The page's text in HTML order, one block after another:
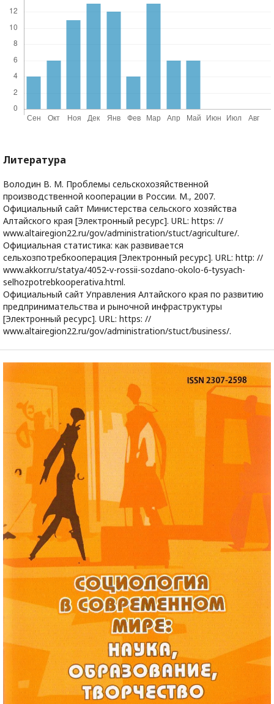
Литература
Володин В. М. Проблемы сельскохозяйственной
производственной кооперации в России. М., 2007.
Официальный сайт Министерства сельского хозяйства
Алтайского края [Электронный ресурс]. URL: https: //
www.altairegion22.ru/gov/administration/stuct/agriculture/.
Официальная статистика: как развивается
сельхозпотребкооперация [Электронный ресурс]. URL: http: //
www.akkor.ru/statya/4052‑v-rossii-sozdano-okolo-6‑tysyach-
selhozpotrebkooperativa.html.
Официальный сайт Управления Алтайского края по развитию
предпринимательства и рыночной инфраструктуры
[Электронный ресурс]. URL: https: //
www.altairegion22.ru/gov/administration/stuct/business/.